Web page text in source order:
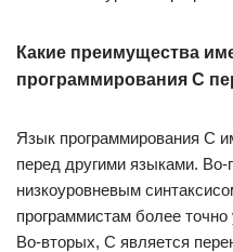
Какие преимущества
программирования C
Язык программирования C
перед другими языками.
низкоуровневым
программистам более
Во-вторых, C является